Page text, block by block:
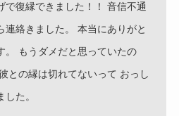
で復縁できました！！ 音信不通
連絡きました。 本当にありがと
。 もうダメだと思っていたの
との縁は切れてないって おっし
した。